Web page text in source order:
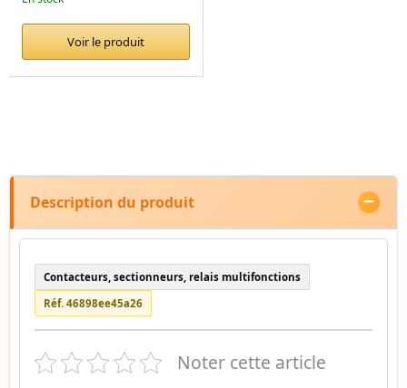
Voir le produit
Description du produit
Contacteurs, sectionneurs, relais multifonctions
Réf. 46898ee45a26
Noter cette article